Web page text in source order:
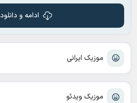
موزیک ایرانی
موزیک ویدئو
ادامه و دانلود